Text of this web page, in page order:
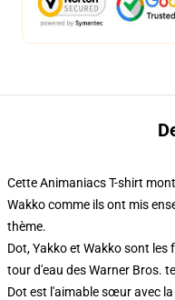
Cette Animaniacs T-shirt
Wakko comme ils ont mis
thème.
Dot, Yakko et Wakko sont
tour d'eau des Warner Bros.
Dot est l'aimable sœur avec